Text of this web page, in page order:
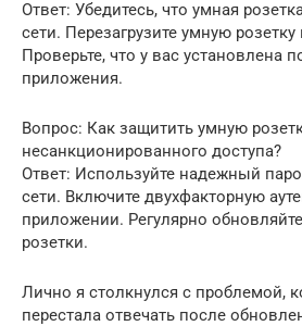
Ответ: Убедитесь, что умная
сети. Перезагрузите умную
Проверьте, что у вас установлена
приложения.
Вопрос: Как защитить умную
несанкционированного доступа?
Ответ: Используйте надежный
сети. Включите двухфакторную
приложении. Регулярно
розетки.
Лично я столкнулся с проблемой,
перестала отвечать после